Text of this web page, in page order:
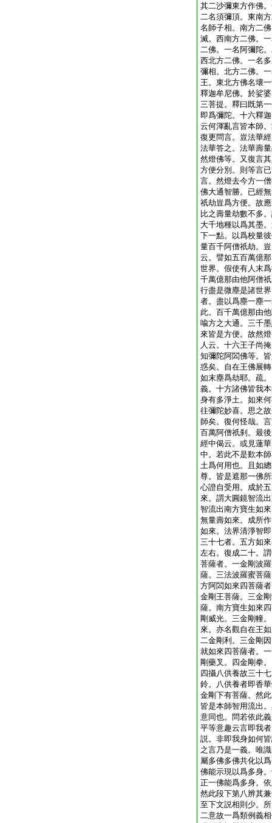
其二沙彌東方作佛
二名須彌頂。東南
名師子相。南方二
滅。西南方二佛。
二佛。一名阿彌陀
西北方二佛。一名
彌相。北方二佛。
王。東北方佛名壞
釋迦牟尼佛。於娑
三菩提。釋曰既第
即爲彌陀。十六釋
云何渾亂言皆本師
復更問言。豈法華
法華答之。法華壽
然燈佛等。又復言
方便分別。則等言
言。然燈去今方一
佛大通智勝。已經
祇劫豈爲方便。故
比之壽量劫數不多
大千地種以爲其墨
下一點。以爲校量
量百千阿僧祇劫。
云。譬如五百萬億
世界。假使有人末
千萬億那由他阿僧
行盡是微塵是諸世
者。盡以爲塵一塵
此。百千萬億那由
喩方之大通。三千
來皆是方便。故然
人云。十六王子尚
知彌陀阿閦佛等。
惑矣。自在王佛展
如末塵爲劫耶。疏
義。十方諸佛皆我
身有多淨土。如來
往彌陀妙喜。思之
師矣。復何怪哉。
百萬阿僧祇刹。最
經中偈云。或見蓮
中。若此不是歎本
土爲何用也。且如
尊。皆是遮那一佛
心證自受用。成於
來。謂大圓鏡智流
智流出南方寶生如
無量壽如來。成所
如來。法界清淨智
三十七者。五方如
左右。復成二十。
菩薩者。一金剛波
薩。三法波羅蜜菩
方阿閦如來四菩薩
金剛王菩薩。三金
薩。南方寶生如來
剛威光。三金剛幢
來。亦名觀自在王
二金剛利。三金剛
就如來四菩薩者。
剛藥叉。四金剛拳
四攝八供養故三十
鈴。八供養者即香
金剛下有菩薩。然
皆是本師智用流出
意同也。問若依此
平等意趣云言即我
説。非即我身如何
之言乃是一義。唯
屬多佛多佛共化以
佛能示現以爲多身
正一佛能爲多身。
然此段下第八辨其
至下文説相則少。
二意故一爲類例義